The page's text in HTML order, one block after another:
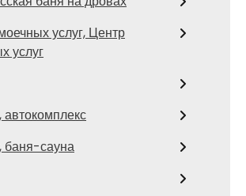
услуг, Центр
услуг
баня-сауна